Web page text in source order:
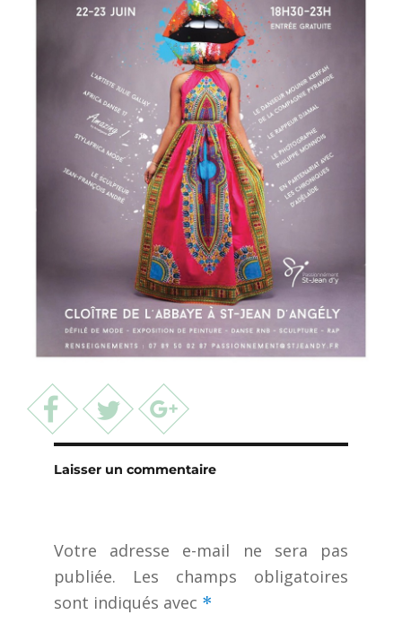
Laisser un commentaire
Votre adresse e-mail ne sera pas
publiée.
Les champs obligatoires
sont indiqués avec *